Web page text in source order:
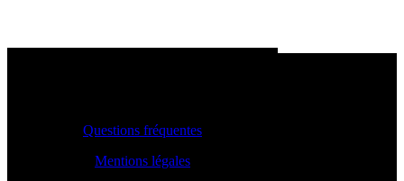
Questions fréquentes
Mentions légales